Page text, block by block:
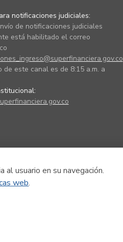
usuario en su navegación.
web.
notificaciones judiciales:
de notificaciones judiciales
está habilitado el correo
de este canal es de 8:15 a.m. a